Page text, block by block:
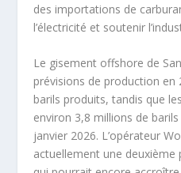
des importations de
l’électricité et soutenir
Le gisement offshore de
prévisions de production en
barils produits, tandis que
environ 3,8 millions de
janvier 2026. L’opérateur
actuellement une